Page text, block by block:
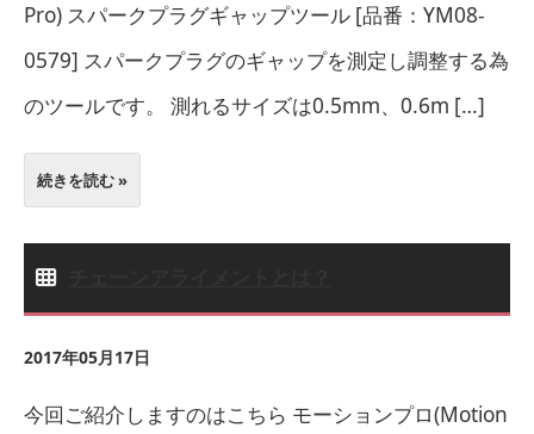
Pro) スパークプラグギャップツール [品番：YM08-
0579] スパークプラグのギャップを測定し調整する為
のツールです。 測れるサイズは0.5mm、0.6m […]
続きを読む »
2017年05月17日
今回ご紹介しますのはこちら モーションプロ(Motion